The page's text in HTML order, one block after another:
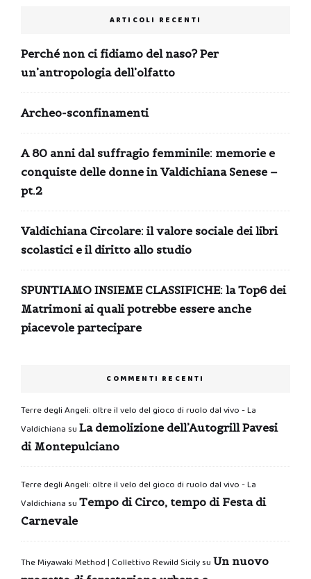
ARTICOLI RECENTI
Perché non ci fidiamo del naso? Per
un’antropologia dell’olfatto
Archeo-sconfinamenti
A 80 anni dal suffragio femminile: memorie e
conquiste delle donne in Valdichiana Senese –
pt.2
Valdichiana Circolare: il valore sociale dei libri
scolastici e il diritto allo studio
SPUNTIAMO INSIEME CLASSIFICHE: la Top6 dei
Matrimoni ai quali potrebbe essere anche
piacevole partecipare
COMMENTI RECENTI
Terre degli Angeli: oltre il velo del gioco di ruolo dal vivo - La
Valdichiana su La demolizione dell’Autogrill Pavesi
di Montepulciano
Terre degli Angeli: oltre il velo del gioco di ruolo dal vivo - La
Valdichiana su Tempo di Circo, tempo di Festa di
Carnevale
The Miyawaki Method | Collettivo Rewild Sicilysu Un nuovo